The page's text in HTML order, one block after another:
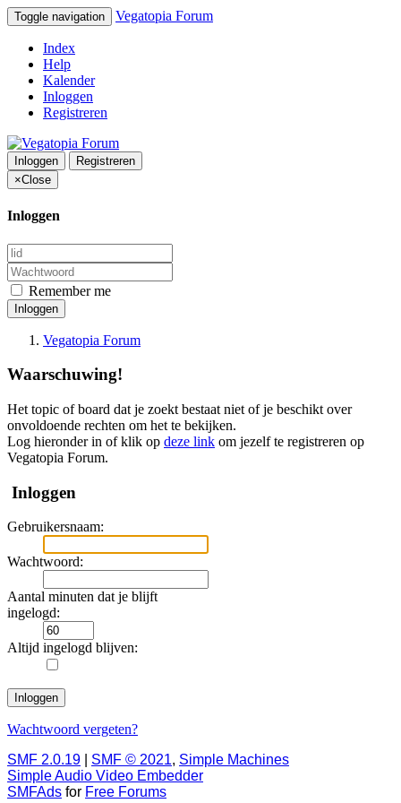
Toggle navigation Vegatopia Forum
Index
Help
Kalender
Inloggen
Registreren
Inloggen
Registreren
×Close
Inloggen
Remember me
Inloggen
Vegatopia Forum
Waarschuwing!
Het topic of board dat je zoekt bestaat niet of je beschikt over
onvoldoende rechten om het te bekijken.
Log hieronder in of klik op deze link om jezelf te registreren op
Vegatopia Forum.
Inloggen
Gebruikersnaam:
Wachtwoord:
Aantal minuten dat je blijft
ingelogd:
Altijd ingelogd blijven:
Wachtwoord vergeten?
SMF 2.0.19
SMF © 2021, Simple Machines
Simple Audio Video Embedder
SMFAds for Free Forums